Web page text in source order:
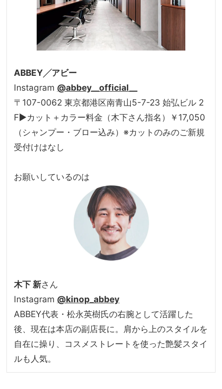
ABBEY╱アビー
Instagram @abbey__official__
〒107-0062 東京都港区南青山5-7-23 始弘ビル 2
F▶カット＋カラー料金（木下さん指名）￥17,050
（シャンプー・ブロー込み）※カットのみのご新規
受付けはなし
お願いしているのは
木下 新さん
Instagram @kinop_abbey
ABBEY代表・松永英樹氏の右腕として活躍した
後、現在は本店の副店長に。肩から上のスタイルを
自在に操り、コスメストレートを使った艶髪スタイ
ルも人気。